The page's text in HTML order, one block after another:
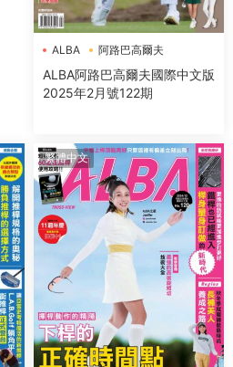
ALBA 阿路巴高爾夫
ALBA阿路巴高爾夫國際中文版
2025年2月號122期
繁體中文